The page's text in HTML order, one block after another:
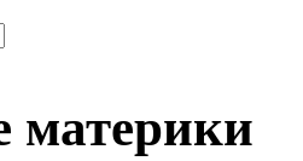
материки